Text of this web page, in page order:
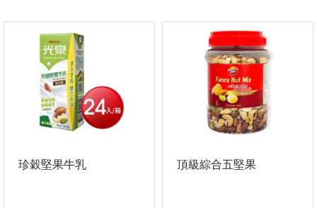
珍穀堅果牛乳 頂級綜合五堅果